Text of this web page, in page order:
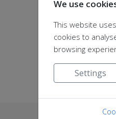
We use
This website
cookies to
browsing
Settings